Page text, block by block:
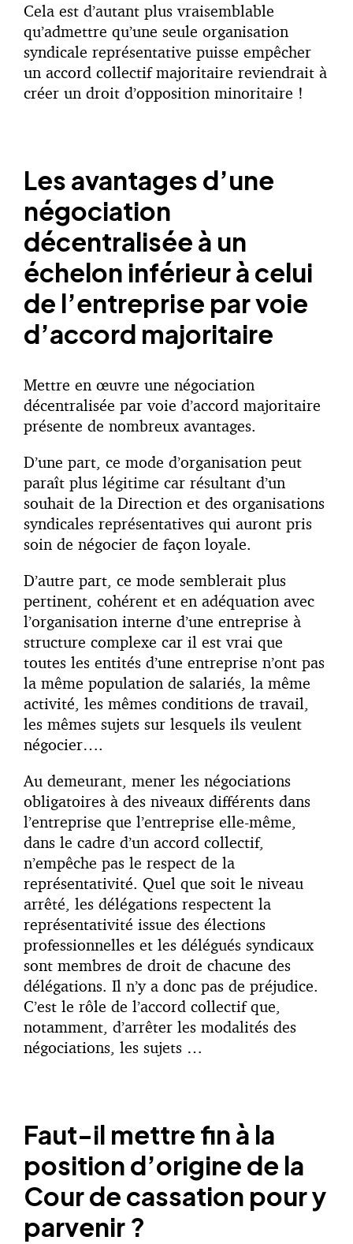
Cela est d’autant plus vraisemblable
qu’admettre qu’une seule organisation
syndicale représentative puisse empêcher
un accord collectif majoritaire reviendrait à
créer un droit d’opposition minoritaire !
Les avantages d’une
négociation
décentralisée à un
échelon inférieur à celui
de l’entreprise par voie
d’accord majoritaire
Mettre en œuvre une négociation
décentralisée par voie d’accord majoritaire
présente de nombreux avantages.
D’une part, ce mode d’organisation peut
paraît plus légitime car résultant d’un
souhait de la Direction et des organisations
syndicales représentatives qui auront pris
soin de négocier de façon loyale.
D’autre part, ce mode semblerait plus
pertinent, cohérent et en adéquation avec
l’organisation interne d’une entreprise à
structure complexe car il est vrai que
toutes les entités d’une entreprise n’ont pas
la même population de salariés, la même
activité, les mêmes conditions de travail,
les mêmes sujets sur lesquels ils veulent
négocier….
Au demeurant, mener les négociations
obligatoires à des niveaux différents dans
l’entreprise que l’entreprise elle-même,
dans le cadre d’un accord collectif,
n’empêche pas le respect de la
représentativité. Quel que soit le niveau
arrêté, les délégations respectent la
représentativité issue des élections
professionnelles et les délégués syndicaux
sont membres de droit de chacune des
délégations. Il n’y a donc pas de préjudice.
C’est le rôle de l’accord collectif que,
notamment, d’arrêter les modalités des
négociations, les sujets …
Faut-il mettre fin à la
position d’origine de la
Cour de cassation pour y
parvenir ?